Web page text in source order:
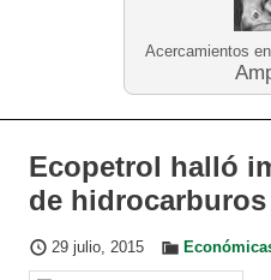
Acercamientos
Ecopetrol halló
de
29 julio, 2015